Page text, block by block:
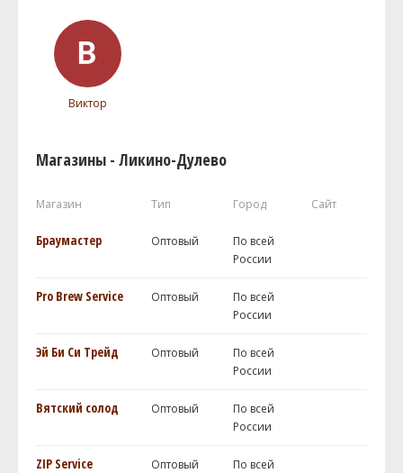
Виктор
Магазины - Ликино-Дулево
Магазин Тип Город Сайт
Браумастер Оптовый
По всей
России
Pro Brew Service Оптовый
По всей
России
Эй Би Си Трейд Оптовый
По всей
России
Вятский солод Оптовый
По всей
России
ZIP Service Оптовый
По всей